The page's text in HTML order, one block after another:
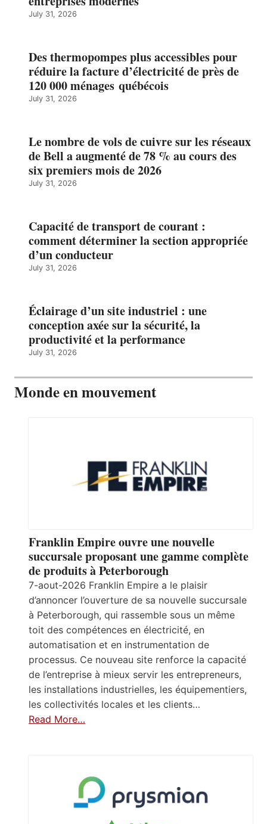
July 31, 2026
Des thermopompes plus accessibles pour
réduire la facture d’électricité de près de
120 000 ménages québécois
July 31, 2026
Le nombre de vols de cuivre sur les réseaux
de Bell a augmenté de 78 % au cours des
six premiers mois de 2026
July 31, 2026
Capacité de transport de courant :
comment déterminer la section appropriée
d’un conducteur
July 31, 2026
Éclairage d’un site industriel : une
conception axée sur la sécurité, la
productivité et la performance
July 31, 2026
Monde en mouvement
Franklin Empire ouvre une nouvelle
succursale proposant une gamme complète
de produits à Peterborough
7-aout-2026 Franklin Empire a le plaisir
d’annoncer l’ouverture de sa nouvelle succursale
à Peterborough, qui rassemble sous un même
toit des compétences en électricité, en
automatisation et en instrumentation de
processus. Ce nouveau site renforce la capacité
de l’entreprise à mieux servir les entrepreneurs,
les installations industrielles, les équipementiers,
les collectivités locales et les clients…
Read More…